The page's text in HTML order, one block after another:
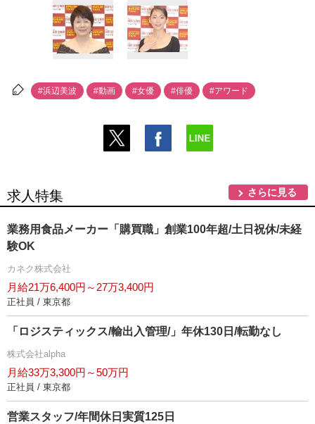
#浜辺美波 #動画 #女優 #俳優 #アワード
求人特集 さらに見る
業務用食品メーカー「購買職」創業100年超/土日祝休/未経
験OK
カネク株式会社
月給21万6,400円～27万3,400円
正社員 / 東京都
「ロジスティックス/輸出入管理/」年休130日/転勤なし
株式会社alpha
月給33万3,300円～50万円
正社員 / 東京都
営業スタッフ/年間休日実質125日